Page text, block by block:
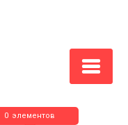
0 элементов